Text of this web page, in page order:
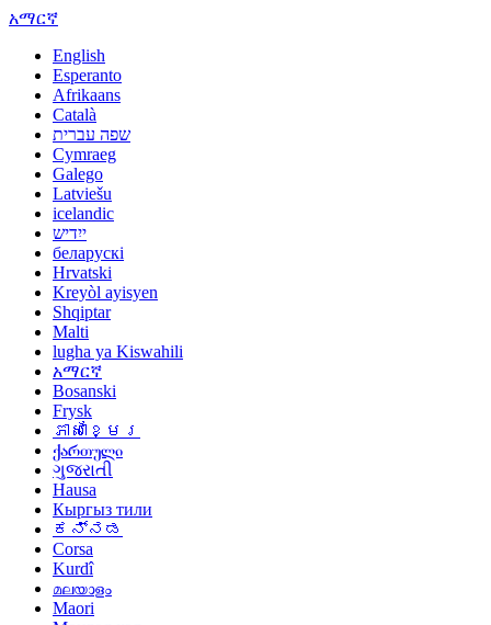
አማርኛ
English
Esperanto
Afrikaans
Català
שפה עברית
Cymraeg
Galego
Latviešu
icelandic
ייִדיש
беларускі
Hrvatski
Kreyòl ayisyen
Shqiptar
Malti
lugha ya Kiswahili
አማርኛ
Bosanski
Frysk
ភាសាខ្មែរ
ქართული
ગુજરાતી
Hausa
Кыргыз тили
ಕನ್ನಡ
Corsa
Kurdî
മലയാളം
Maori